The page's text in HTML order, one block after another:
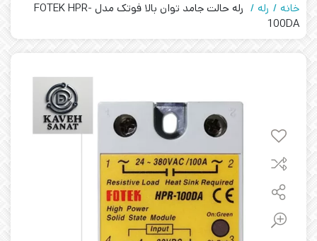
خانه رله
رله حالت جامد توان بالا فوتک مدل FOTEK HPR-
100DA